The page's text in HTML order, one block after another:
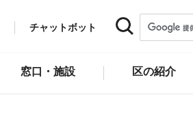
チャットボット
窓口・施設 区の紹介